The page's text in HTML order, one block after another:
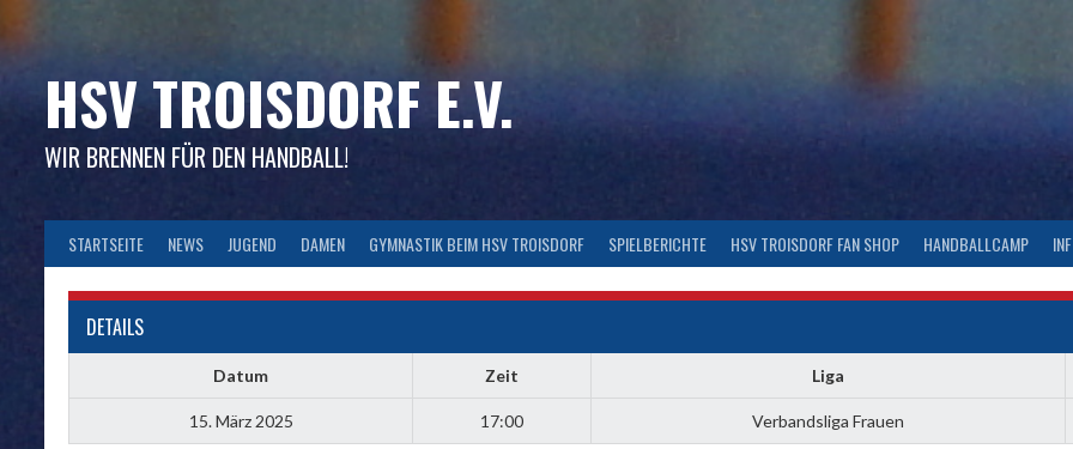
to
HSV TROISDORF E.V.
WIR BRENNEN FÜR DEN HANDBALL!
STARTSEITE NEWS JUGEND DAMEN GYMNASTIK BEIM HSV TROISDORF SPIELBERICHTE HSV TROISDORF FAN SHOP HANDBALLCAMP
DETAILS
Datum Zeit Liga
15. März 2025 17:00 Verbandsliga Frauen